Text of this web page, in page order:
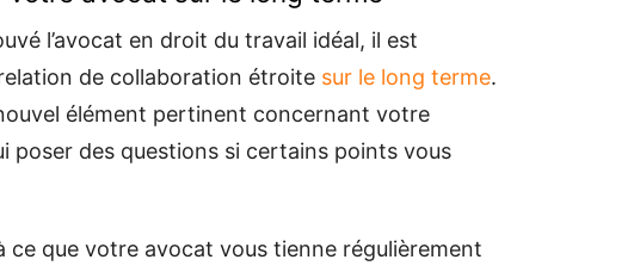
l’avocat en droit du travail idéal, il est
de collaboration étroite sur le long terme.
élément pertinent concernant votre
poser des questions si certains points vous
ce que votre avocat vous tienne régulièrement